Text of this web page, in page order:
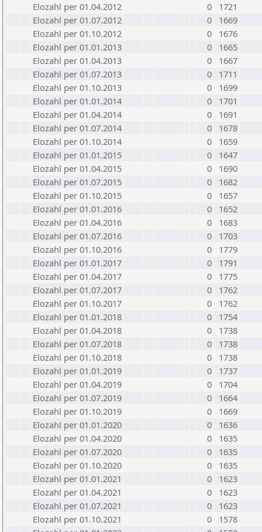
Elozahl per 01.04.2012
0
1721
Elozahl per 01.07.2012
0
1669
Elozahl per 01.10.2012
0
1676
Elozahl per 01.01.2013
0
1665
Elozahl per 01.04.2013
0
1667
Elozahl per 01.07.2013
0
1711
Elozahl per 01.10.2013
0
1699
Elozahl per 01.01.2014
0
1701
Elozahl per 01.04.2014
0
1691
Elozahl per 01.07.2014
0
1678
Elozahl per 01.10.2014
0
1659
Elozahl per 01.01.2015
0
1647
Elozahl per 01.04.2015
0
1690
Elozahl per 01.07.2015
0
1682
Elozahl per 01.10.2015
0
1657
Elozahl per 01.01.2016
0
1652
Elozahl per 01.04.2016
0
1683
Elozahl per 01.07.2016
0
1703
Elozahl per 01.10.2016
0
1779
Elozahl per 01.01.2017
0
1791
Elozahl per 01.04.2017
0
1775
Elozahl per 01.07.2017
0
1762
Elozahl per 01.10.2017
0
1762
Elozahl per 01.01.2018
0
1754
Elozahl per 01.04.2018
0
1738
Elozahl per 01.07.2018
0
1738
Elozahl per 01.10.2018
0
1738
Elozahl per 01.01.2019
0
1737
Elozahl per 01.04.2019
0
1704
Elozahl per 01.07.2019
0
1664
Elozahl per 01.10.2019
0
1669
Elozahl per 01.01.2020
0
1636
Elozahl per 01.04.2020
0
1635
Elozahl per 01.07.2020
0
1635
Elozahl per 01.10.2020
0
1635
Elozahl per 01.01.2021
0
1623
Elozahl per 01.04.2021
0
1623
Elozahl per 01.07.2021
0
1623
Elozahl per 01.10.2021
0
1578